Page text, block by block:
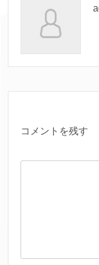
コメントを残す